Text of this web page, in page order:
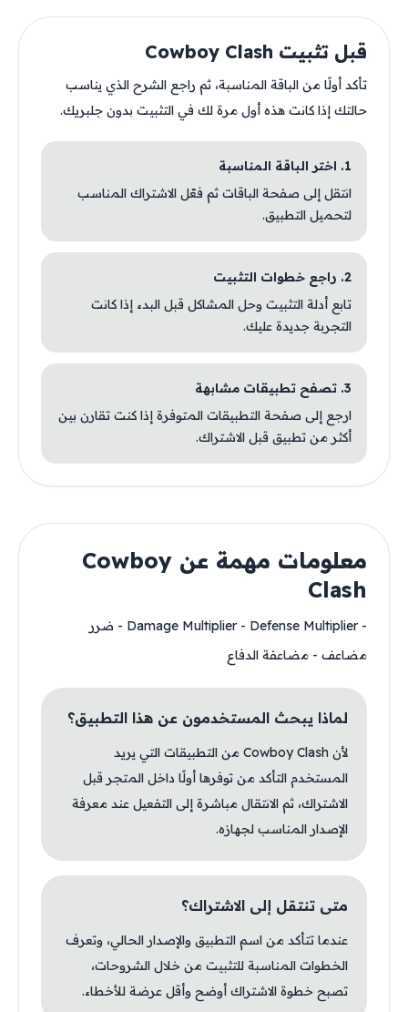
قبل تثبيت Cowboy Clash
تأكد أولًا من الباقة المناسبة، ثم راجع الشرح الذي يناسب
حالتك إذا كانت هذه أول مرة لك في التثبيت بدون جلبريك.
1. اختر الباقة المناسبة
انتقل إلى صفحة الباقات ثم فعّل الاشتراك المناسب
لتحميل التطبيق.
2. راجع خطوات التثبيت
تابع أدلة التثبيت وحل المشاكل قبل البدء إذا كانت
التجربة جديدة عليك.
3. تصفح تطبيقات مشابهة
ارجع إلى صفحة التطبيقات المتوفرة إذا كنت تقارن بين
أكثر من تطبيق قبل الاشتراك.
معلومات مهمة عن Cowboy
Clash
- Damage Multiplier - Defense Multiplier - ضرر
مضاعف - مضاعفة الدفاع
لماذا يبحث المستخدمون عن هذا التطبيق؟
لأن Cowboy Clash من التطبيقات التي يريد
المستخدم التأكد من توفرها أولًا داخل المتجر قبل
الاشتراك، ثم الانتقال مباشرة إلى التفعيل عند معرفة
الإصدار المناسب لجهازه.
متى تنتقل إلى الاشتراك؟
عندما تتأكد من اسم التطبيق والإصدار الحالي، وتعرف
الخطوات المناسبة للتثبيت من خلال الشروحات،
تصبح خطوة الاشتراك أوضح وأقل عرضة للأخطاء.